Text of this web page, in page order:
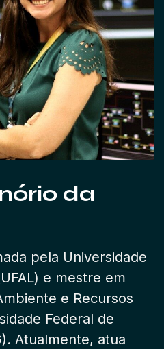
da
pela Universidade
e mestre em
e Recursos
Federal de
Atualmente, atua